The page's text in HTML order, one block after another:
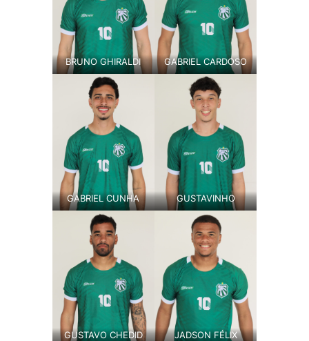
BRUNO GHIRALDI GABRIEL CARDOSO
GABRIEL CUNHA GUSTAVINHO
GUSTAVO CHEDID JADSON FÉLIX